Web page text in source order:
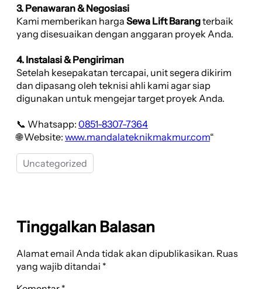
3. Penawaran & Negosiasi
Kami memberikan harga Sewa Lift Barangterbaik
yang disesuaikan dengan anggaran proyek Anda.
4. Instalasi & Pengiriman
Setelah kesepakatan tercapai, unit segera dikirim
dan dipasang oleh teknisi ahli kami agar siap
digunakan untuk mengejar target proyek Anda.
📞 Whatsapp: 0851-8307-7364
🌐 Website: www.mandalateknikmakmur.com“
Uncategorized
Tinggalkan Balasan
Alamat email Anda tidak akan dipublikasikan. Ruas
yang wajib ditandai *